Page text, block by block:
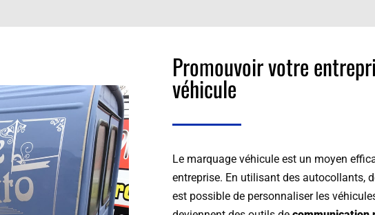
Promouvoir votre
véhicule
Le marquage véhicule est un moyen
entreprise. En utilisant des autocollants,
est possible de personnaliser les